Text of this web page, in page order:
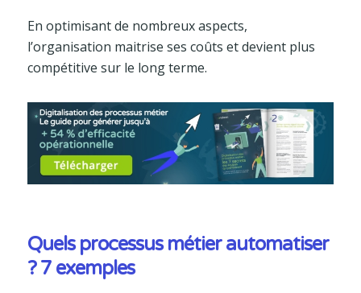
En optimisant de nombreux aspects,
l’organisation maitrise ses coûts et devient plus
compétitive sur le long terme.
Quels processus métier automatiser
? 7 exemples